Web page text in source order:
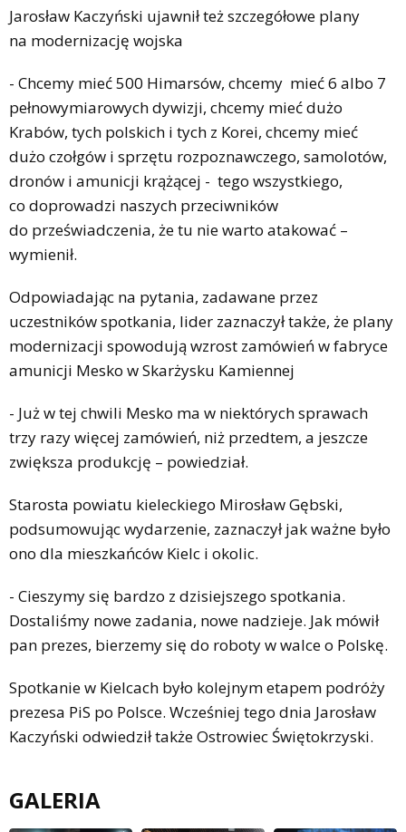
Jarosław Kaczyński ujawnił też szczegółowe plany
na modernizację wojska
- Chcemy mieć 500 Himarsów, chcemy mieć 6 albo 7
pełnowymiarowych dywizji, chcemy mieć dużo
Krabów, tych polskich i tych z Korei, chcemy mieć
dużo czołgów i sprzętu rozpoznawczego, samolotów,
dronów i amunicji krążącej - tego wszystkiego,
co doprowadzi naszych przeciwników
do przeświadczenia, że tu nie warto atakować –
wymienił.
Odpowiadając na pytania, zadawane przez
uczestników spotkania, lider zaznaczył także, że plany
modernizacji spowodują wzrost zamówień w fabryce
amunicji Mesko w Skarżysku Kamiennej
- Już w tej chwili Mesko ma w niektórych sprawach
trzy razy więcej zamówień, niż przedtem, a jeszcze
zwiększa produkcję – powiedział.
Starosta powiatu kieleckiego Mirosław Gębski,
podsumowując wydarzenie, zaznaczył jak ważne było
ono dla mieszkańców Kielc i okolic.
- Cieszymy się bardzo z dzisiejszego spotkania.
Dostaliśmy nowe zadania, nowe nadzieje. Jak mówił
pan prezes, bierzemy się do roboty w walce o Polskę.
Spotkanie w Kielcach było kolejnym etapem podróży
prezesa PiS po Polsce. Wcześniej tego dnia Jarosław
Kaczyński odwiedził także Ostrowiec Świętokrzyski.
GALERIA